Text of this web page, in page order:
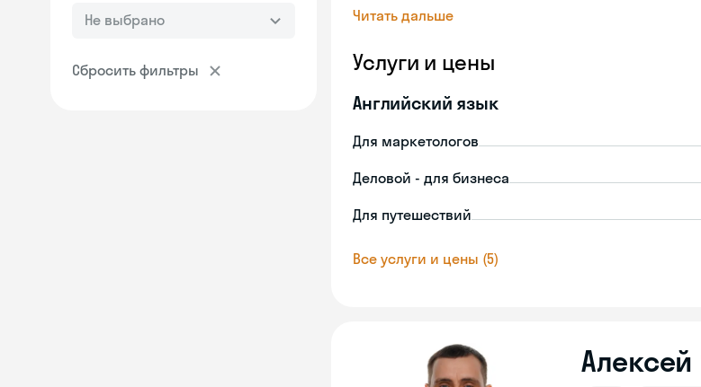
Не выбрано
Сбросить фильтры
Читать дальше
Услуги и цены
Английский язык
Для маркетологов
Деловой - для бизнеса
Для путешествий
Все услуги и цены (5)
Алексей